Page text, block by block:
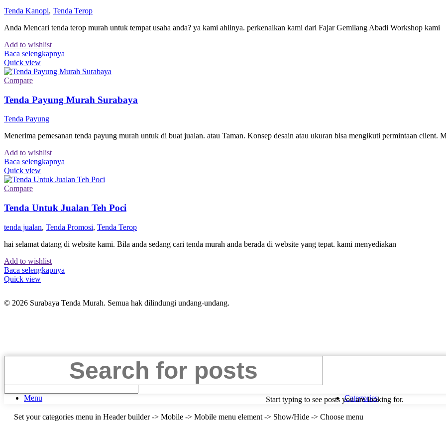
Tenda Kanopi, Tenda Terop
Anda Mencari tenda terop murah untuk tempat usaha anda? ya kami ahlinya. perkenalkan kami dari Fajar Gemilang Abadi Workshop kami
Add to wishlist
Baca selengkapnya
Quick view
Compare
Tenda Payung Murah Surabaya
Tenda Payung
Menerima pemesanan tenda payung murah untuk di buat jualan. atau Taman. Konsep desain atau ukuran bisa mengikuti permintaan client.
Add to wishlist
Baca selengkapnya
Quick view
Compare
Tenda Untuk Jualan Teh Poci
tenda jualan, Tenda Promosi, Tenda Terop
hai selamat datang di website kami. Bila anda sedang cari tenda murah anda berada di website yang tepat. kami menyediakan
Add to wishlist
Baca selengkapnya
Quick view
© 2026 Surabaya Tenda Murah. Semua hak dilindungi undang-undang.
Start typing to see posts you are looking for.
Search
Menu Categories
Set your categories menu in Header builder -> Mobile -> Mobile menu element -> Show/Hide -> Choose menu